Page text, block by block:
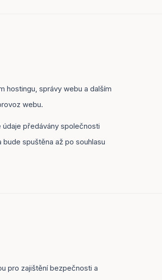
hostingu, správy webu a dalším
webu.
předávány společnosti
spuštěna až po souhlasu
pro zajištění bezpečnosti a